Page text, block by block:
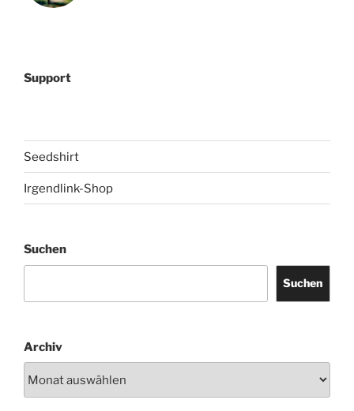
Support
Seedshirt
Irgendlink-Shop
Suchen
Suchen
Archiv